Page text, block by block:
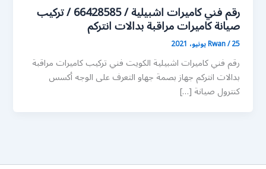
رقم فني كاميرات اشبيلية / 66428585 / تركيب
صيانة كاميرات مراقبة بدالات انتركم
Rwan/25 يونيو، 2021
رقم فني كاميرات اشبيلية الكويت فني تركيب كاميرات مراقبة
بدالات انتركم جهاز بصمة جهاو التعرف على الوجه أكسس
كنترول صيانة […]